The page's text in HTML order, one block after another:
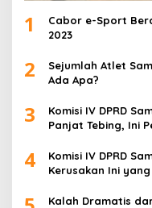
1
Cabor e-Sport
2023
2
Sejumlah Atlet
Ada Apa?
3
Komisi IV DPRD
Panjat Tebing, Ini
4
Komisi IV DPRD
Kerusakan Ini
Kalah Dramatis